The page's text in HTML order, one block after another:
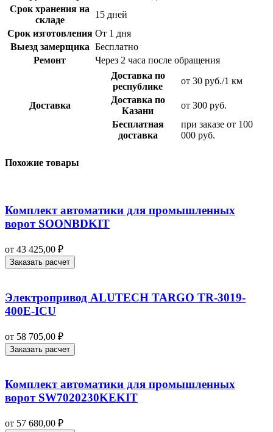
Срок хранения на
складе
15 дней
Срок изготовления От 1 дня
Выезд замерщика Бесплатно
Ремонт
Через 2 часа после обращения
Доставка
Доставка по
республике
от 30 руб./1 км
Доставка по
Казани
от 300 руб.
Бесплатная
доставка
при заказе от 100
000 руб.
Похожие товары
Комплект автоматики для промышленных
ворот SOONBDKIT
от 43 425,00 ₽
Заказать расчет
Электропривод ALUTECH TARGO TR-3019-
400E-ICU
от 58 705,00 ₽
Заказать расчет
Комплект автоматики для промышленных
ворот SW7020230KEKIT
от 57 680,00 ₽